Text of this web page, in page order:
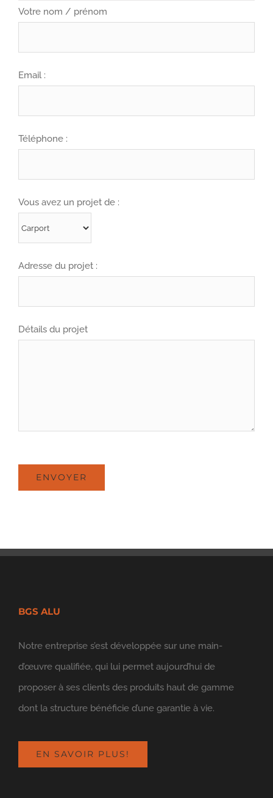
Votre nom / prénom
Email :
Téléphone :
Vous avez un projet de :
Adresse du projet :
Détails du projet
BGS ALU
Notre entreprise s’est développée sur une main-
d’œuvre qualifiée, qui lui permet aujourd’hui de
proposer à ses clients des produits haut de gamme
dont la structure bénéficie d’une garantie à vie.
EN SAVOIR PLUS!